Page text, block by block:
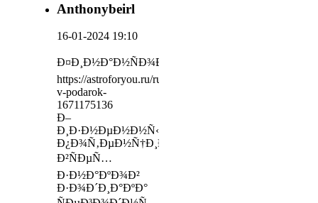
Anthonybeirl
16-01-2024 19:10
Ð¤Ð¸Ð½Ð°Ð½ÑÐ¾Ð²Ñ‹Ð¹
https://astroforyou.ru/ru/articles/goroskop-
v-podarok-
1671175136
Ð–
Ð¸Ð·Ð½ÐµÐ½Ð½Ñ‹Ð¹
Ð¿Ð¾Ñ‚ÐµÐ½Ñ†Ð¸Ð°Ð»
Ð²ÑÐµÑ…
Ð·Ð½Ð°ÐºÐ¾Ð²
Ð·Ð¾Ð´Ð¸Ð°ÐºÐ°